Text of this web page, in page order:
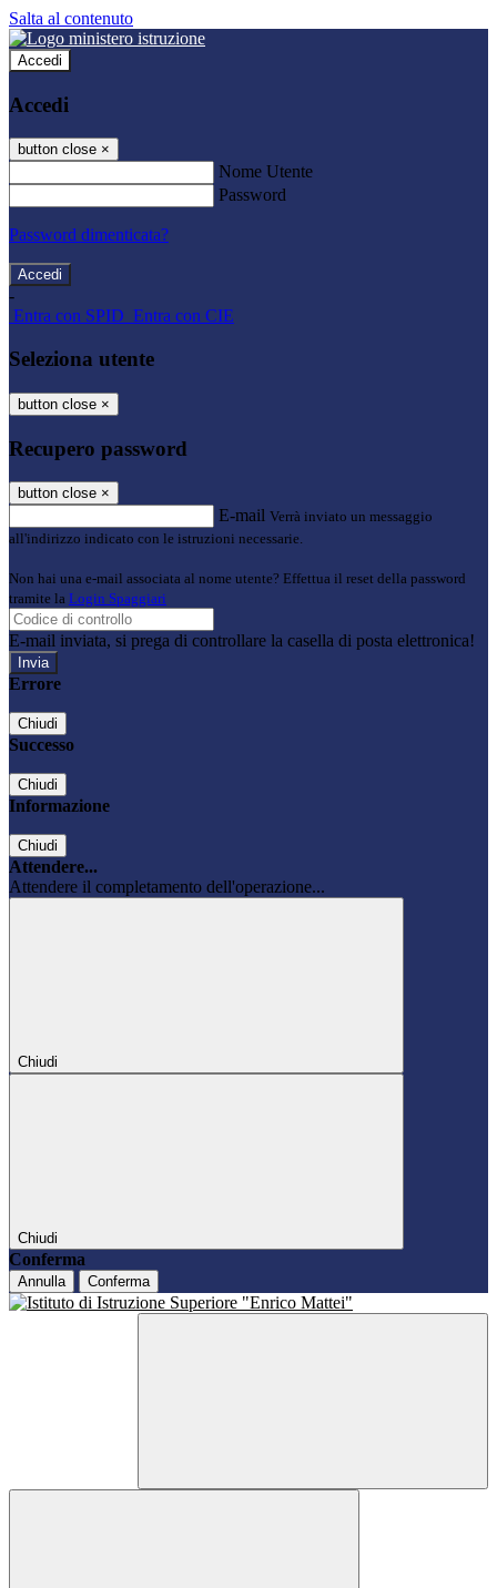
Salta al contenuto
Accedi
Accedi
button close ×
Nome Utente
Password
Password dimenticata?
-
Entra con SPID Entra con CIE
Seleziona utente
button close ×
Recupero password
button close ×
E-mail Verrà inviato un messaggio
all'indirizzo indicato con le istruzioni necessarie.
Non hai una e-mail associata al nome utente? Effettua il reset della password
tramite la Login Spaggiari
E-mail inviata, si prega di controllare la casella di posta elettronica!
Errore
Chiudi
Successo
Chiudi
Informazione
Chiudi
Attendere...
Attendere il completamento dell'operazione...
Chiudi
Chiudi
Conferma
Annulla Conferma